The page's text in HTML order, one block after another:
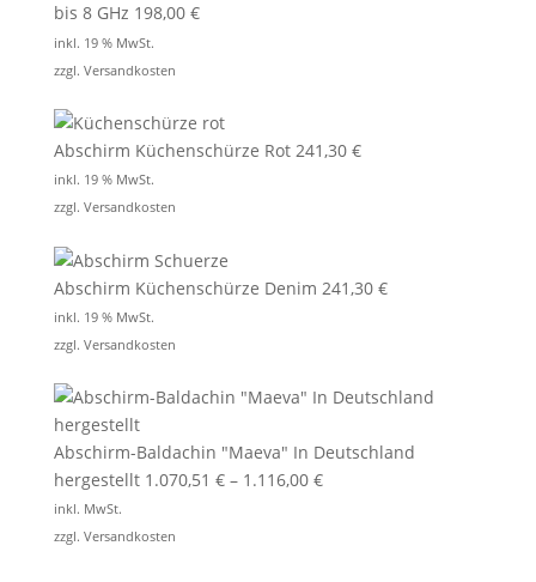
bis 8 GHz 198,00 €
inkl. 19 % MwSt.
zzgl. Versandkosten
Abschirm Küchenschürze Rot 241,30 €
inkl. 19 % MwSt.
zzgl. Versandkosten
Abschirm Küchenschürze Denim 241,30 €
inkl. 19 % MwSt.
zzgl. Versandkosten
Abschirm-Baldachin "Maeva" In Deutschland
hergestellt 1.070,51 €– 1.116,00 €
inkl. MwSt.
zzgl. Versandkosten